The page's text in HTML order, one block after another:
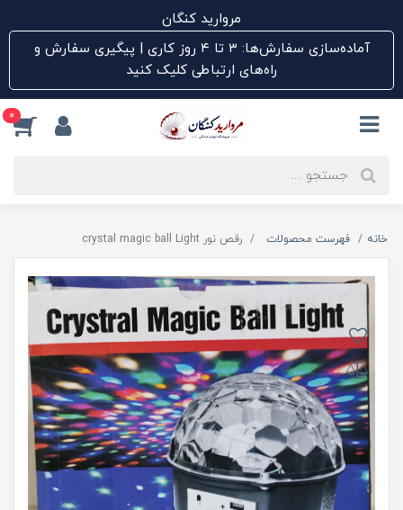
مروارید کنگان
آماده‌سازی سفارش‌ها: ۳ تا ۴ روز کاری | پیگیری سفارش و
راه‌های ارتباطی کلیک کنید
0
خانه فهرست محصولات رقص نور crystal magic ball Light